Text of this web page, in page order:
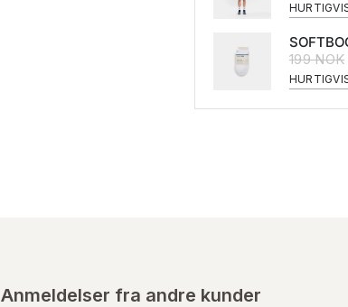
199 NOK
Anmeldelser fra andre kunder